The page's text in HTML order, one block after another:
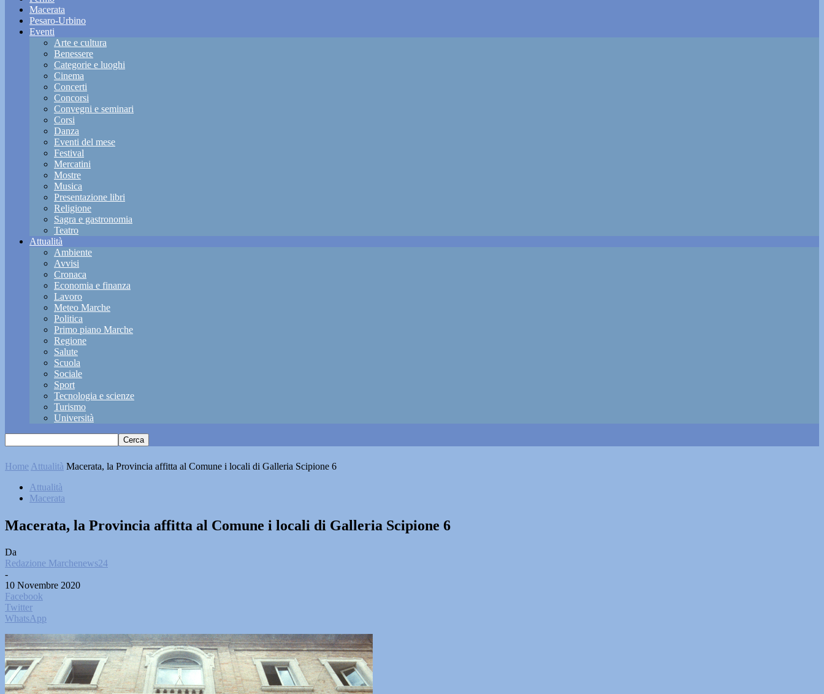
Macerata
Pesaro-Urbino
Eventi
Arte e cultura
Benessere
Categorie e luoghi
Cinema
Concerti
Concorsi
Convegni e seminari
Corsi
Danza
Eventi del mese
Festival
Mercatini
Mostre
Musica
Presentazione libri
Religione
Sagra e gastronomia
Teatro
Attualità
Ambiente
Avvisi
Cronaca
Economia e finanza
Lavoro
Meteo Marche
Politica
Primo piano Marche
Regione
Salute
Scuola
Sociale
Sport
Tecnologia e scienze
Turismo
Università
Home Attualità Macerata, la Provincia affitta al Comune i locali di Galleria Scipione 6
Attualità
Macerata
Macerata, la Provincia affitta al Comune i locali di Galleria Scipione 6
Da
Redazione Marchenews24
-
10 Novembre 2020
Facebook
Twitter
WhatsApp